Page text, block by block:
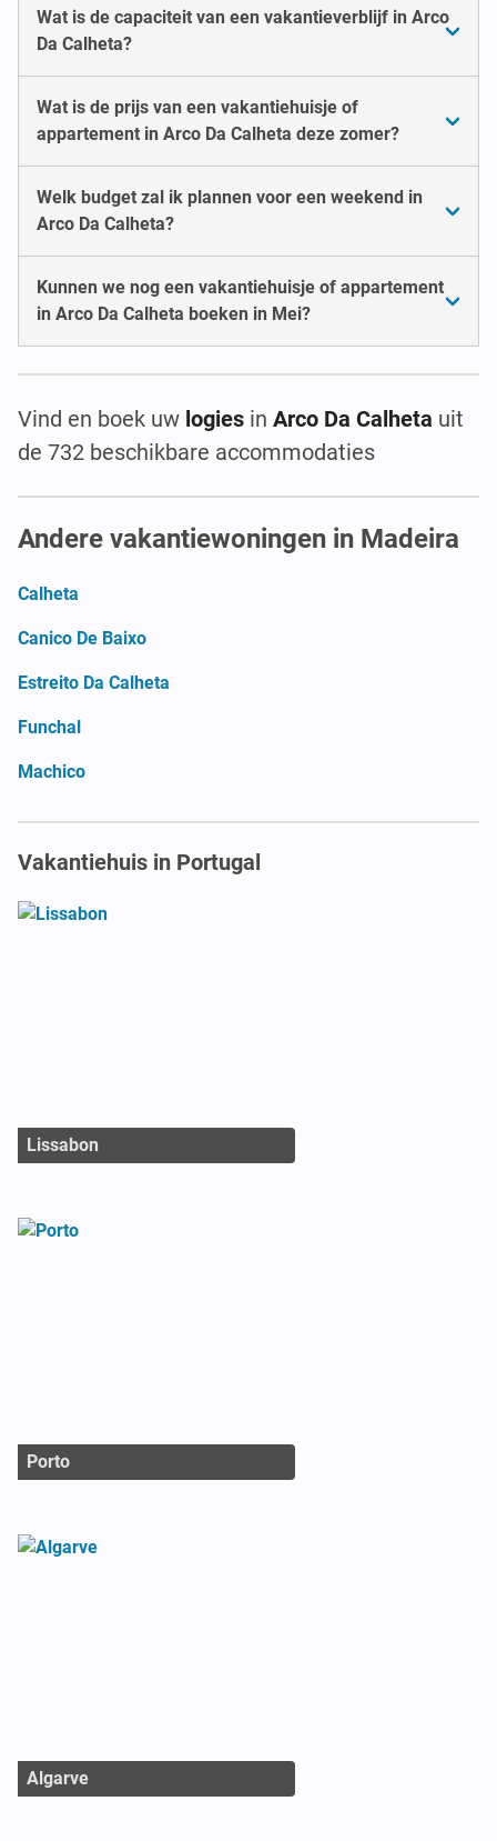
Wat is de capaciteit van een vakantieverblijf in Arco
Da Calheta?
Wat is de prijs van een vakantiehuisje of
appartement in Arco Da Calheta deze zomer?
Welk budget zal ik plannen voor een weekend in
Arco Da Calheta?
Kunnen we nog een vakantiehuisje of appartement
in Arco Da Calheta boeken in Mei?
Vind en boek uw logies in Arco Da Calheta uit
de 732 beschikbare accommodaties
Andere vakantiewoningen in Madeira
Calheta
Canico De Baixo
Estreito Da Calheta
Funchal
Machico
Vakantiehuis in Portugal
Lissabon
Porto
Algarve